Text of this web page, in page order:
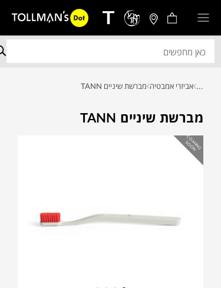
... אביזרי אמבטיה מברשת שיניים TANN
מברשת שיניים TANN
C
O
M
IN
G
S
O
O
N